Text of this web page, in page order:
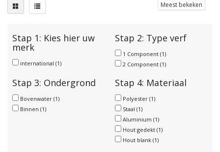
Meest bekeken
Stap 1: Kies hier uw
merk
international (1)
Stap 2: Type verf
1 Component (1)
2 Component (1)
Stap 3: Ondergrond
Bovenwater (1)
Binnen (1)
Stap 4: Materiaal
Polyester (1)
Staal (1)
Aluminium (1)
Hout gedekt (1)
Hout blank (1)